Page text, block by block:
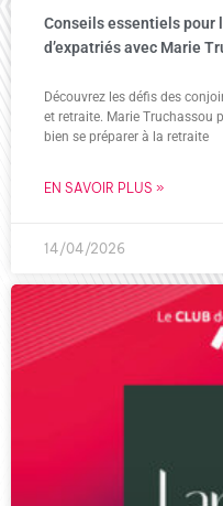
Conseils essentiels
d’expatriés avec Marie
Découvrez les défis des
et retraite. Marie Truchassou
bien se préparer à la retraite
EN SAVOIR PLUS »
14/04/2026